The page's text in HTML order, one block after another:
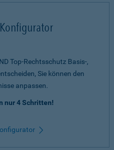
Konfigurator
Top-Rechtsschutz Basis-,
Sie können den
anpassen.
nur 4 Schritten!